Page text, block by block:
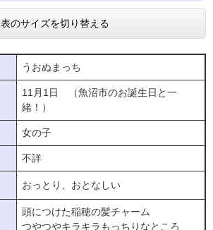
表のサイズを切り替える
うおぬまっち
11月1日 （魚沼市のお誕生日と一
緒！）
女の子
不詳
おっとり、おとなしい
頭につけた稲穂の髪チャーム
つやつやキラキラもっちりなところ